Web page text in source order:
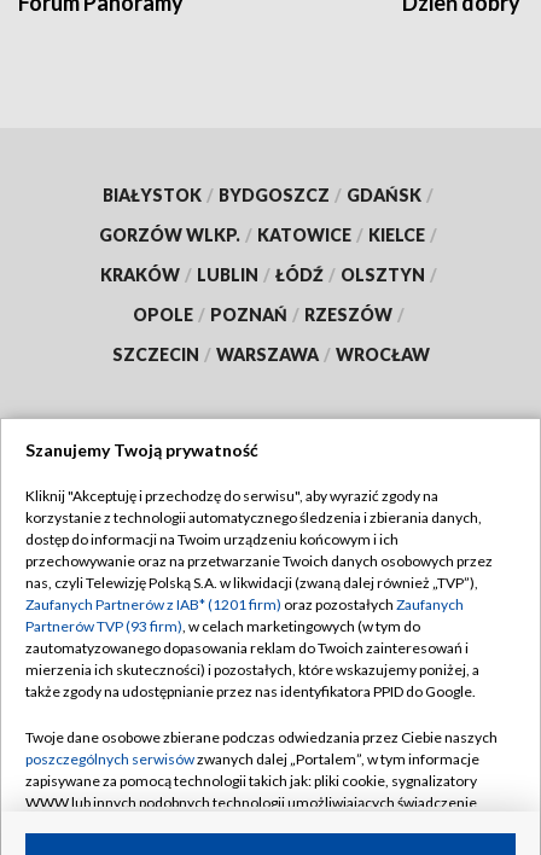
BIAŁYSTOK / BYDGOSZCZ / GDAŃSK /
GORZÓW WLKP. / KATOWICE / KIELCE /
KRAKÓW / LUBLIN / ŁÓDŹ / OLSZTYN /
OPOLE / POZNAŃ / RZESZÓW /
SZCZECIN / WARSZAWA / WROCŁAW
TVP
Abonament TVP
Emisja w TVP
Centrum informacji TVP
Naziemna Telewizja Cyfrowa
Rada Programowa
System NOS
Informacje o nadawcy
Regulamin TVP
Polityka prywatności
Moje zgody
Pomoc
Kontakt
Kanały
Szanujemy Twoją prywatność
Kliknij "Akceptuję i przechodzę do serwisu", aby wyrazić zgody na
korzystanie z technologii automatycznego śledzenia i zbierania danych,
dostęp do informacji na Twoim urządzeniu końcowym i ich
przechowywanie oraz na przetwarzanie Twoich danych osobowych przez
nas, czyli Telewizję Polską S.A. w likwidacji (zwaną dalej również „TVP”),
Zaufanych Partnerów z IAB* (1201 firm) oraz pozostałych Zaufanych
Partnerów TVP (93 firm), w celach marketingowych (w tym do
zautomatyzowanego dopasowania reklam do Twoich zainteresowań i
mierzenia ich skuteczności) i pozostałych, które wskazujemy poniżej, a
także zgody na udostępnianie przez nas identyfikatora PPID do Google.
Twoje dane osobowe zbierane podczas odwiedzania przez Ciebie naszych
poszczególnych serwisówzwanych dalej „Portalem”, w tym informacje
zapisywane za pomocą technologii takich jak: pliki cookie, sygnalizatory
WWW lub innych podobnych technologii umożliwiających świadczenie